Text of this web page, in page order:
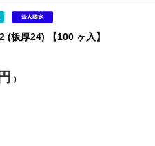
(板厚24) 【100 ヶ入】
円 )